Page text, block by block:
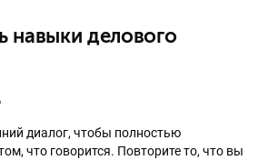
навыки делового
диалог, чтобы полностью
что говорится. Повторите то, что вы